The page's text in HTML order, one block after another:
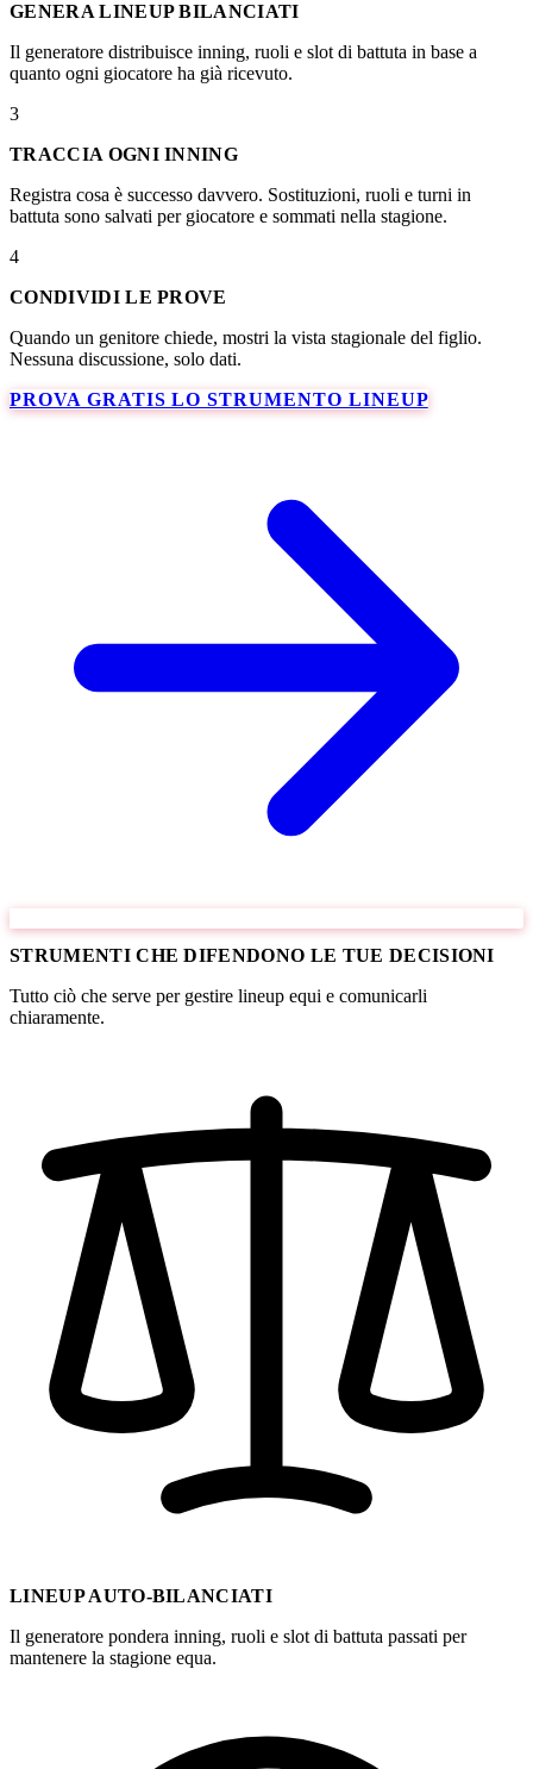
GENERA LINEUP BILANCIATI
Il generatore distribuisce inning, ruoli e slot di battuta in base a
quanto ogni giocatore ha già ricevuto.
3
TRACCIA OGNI INNING
Registra cosa è successo davvero. Sostituzioni, ruoli e turni in
battuta sono salvati per giocatore e sommati nella stagione.
4
CONDIVIDI LE PROVE
Quando un genitore chiede, mostri la vista stagionale del figlio.
Nessuna discussione, solo dati.
PROVA GRATIS LO STRUMENTO LINEUP
STRUMENTI CHE DIFENDONO LE TUE DECISIONI
Tutto ciò che serve per gestire lineup equi e comunicarli
chiaramente.
LINEUP AUTO-BILANCIATI
Il generatore pondera inning, ruoli e slot di battuta passati per
mantenere la stagione equa.